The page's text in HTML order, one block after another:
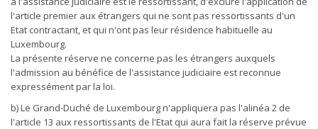
l'article premier aux étrangers qui ne sont pas ressortissants d'un
Etat contractant, et qui n'ont pas leur résidence habituelle au
Luxembourg.
La présente réserve ne concerne pas les étrangers auxquels
l'admission au bénéfice de l'assistance judiciaire est reconnue
expressément par la loi.
b) Le Grand-Duché de Luxembourg n'appliquera pas l'alinéa 2 de
l'article 13 aux ressortissants de l'Etat qui aura fait la réserve prévue